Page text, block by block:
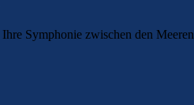
Ihre Symphonie zwischen den Meeren